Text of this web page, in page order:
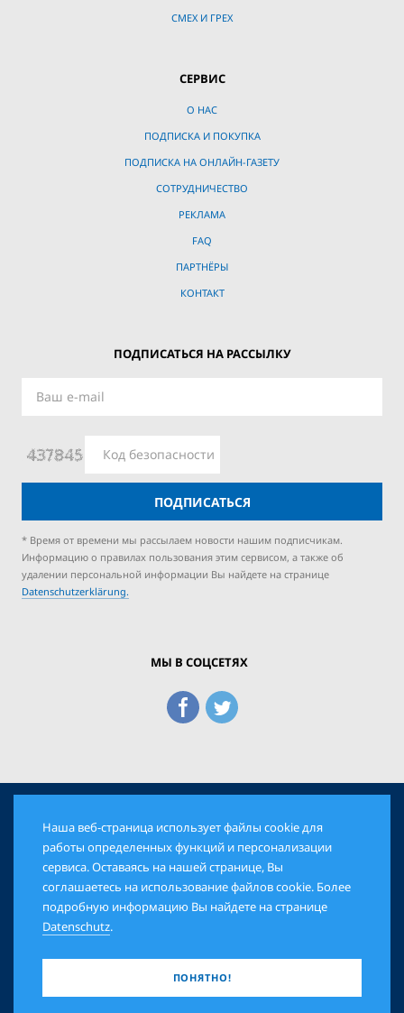
СМЕХ И ГРЕХ
СЕРВИС
О НАС
ПОДПИСКА И ПОКУПКА
ПОДПИСКА НА ОНЛАЙН-ГАЗЕТУ
СОТРУДНИЧЕСТВО
РЕКЛАМА
FAQ
ПАРТНЁРЫ
КОНТАКТ
ПОДПИСАТЬСЯ НА РАССЫЛКУ
ПОДПИСАТЬСЯ
* Время от времени мы рассылаем новости нашим подписчикам.
Информацию о правилах пользования этим сервисом, а также об
удалении персональной информации Вы найдете на странице
Datenschutzerklärung.
МЫ В СОЦСЕТЯХ
© 2026 Еврейская Панорама. Все права защищены
AGB DATENSCHUTZ IMPRESSUM
Наша веб-страница использует файлы cookie для
работы определенных функций и персонализации
сервиса. Оставаясь на нашей странице, Вы
соглашаетесь на использование файлов cookie. Более
подробную информацию Вы найдете на странице
Datenschutz.
ПОНЯТНО!